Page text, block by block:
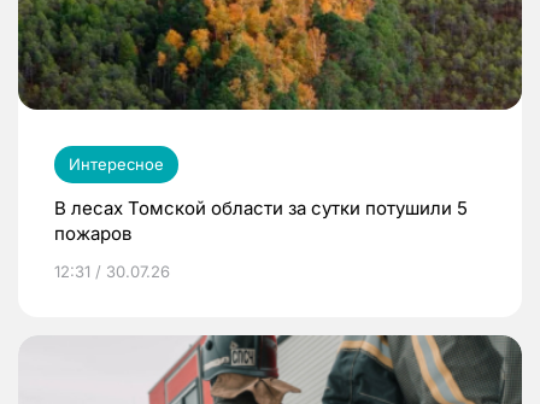
Интересное
В лесах Томской области за сутки потушили 5
пожаров
12:31 / 30.07.26